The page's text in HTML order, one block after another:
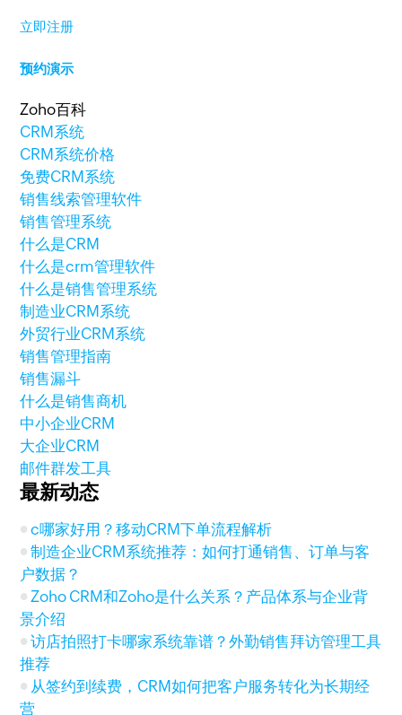
立即注册
预约演示
Zoho百科
CRM系统
CRM系统价格
免费CRM系统
销售线索管理软件
销售管理系统
什么是CRM
什么是crm管理软件
什么是销售管理系统
制造业CRM系统
外贸行业CRM系统
销售管理指南
销售漏斗
什么是销售商机
中小企业CRM
大企业CRM
邮件群发工具
最新动态
c哪家好用？移动CRM下单流程解析
制造企业CRM系统推荐：如何打通销售、订单与客
户数据？
Zoho CRM和Zoho是什么关系？产品体系与企业背
景介绍
访店拍照打卡哪家系统靠谱？外勤销售拜访管理工具
推荐
从签约到续费，CRM如何把客户服务转化为长期经
营